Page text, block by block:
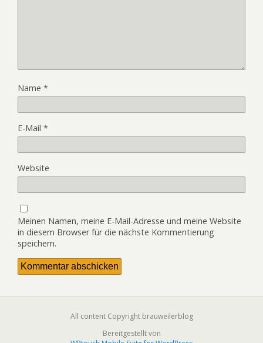
Name *
E-Mail *
Website
Meinen Namen, meine E-Mail-Adresse und meine Website
in diesem Browser für die nächste Kommentierung
speichern.
All content Copyright brauweilerblog
Bereitgestellt von